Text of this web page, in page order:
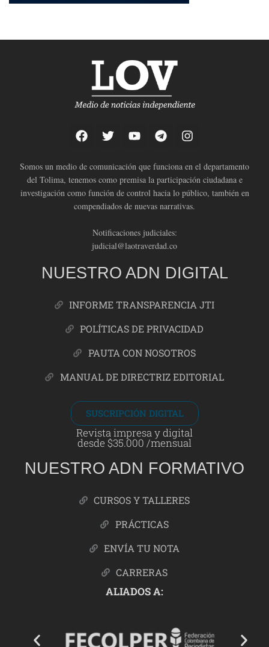
Somos un medio de comunicación que funciona en el departamento
del Tolima, tenemos como premisa la participación ciudadana e
investigación como función de control hacia lo público, también en
compendiados de nuevas narrativas.
Notificaciones judiciales:
judicial@laotraverdad.co
NUESTRO ADN DIGITAL
INFORME TRANSPARENCIA JTI
POLÍTICAS DE PRIVACIDAD
PAUTA CON NOSOTROS
MANUAL DE DIRECTRIZ EDITORIAL
SUSCRIPCIÓN DIGITAL
Revista impresa y digital
desde $35.000 /mensual
NUESTRO ADN FORMATIVO
CURSOS Y TALLERES
PRÁCTICAS
ENVÍA TU NOTA
CARRERAS
ALIADOS A: